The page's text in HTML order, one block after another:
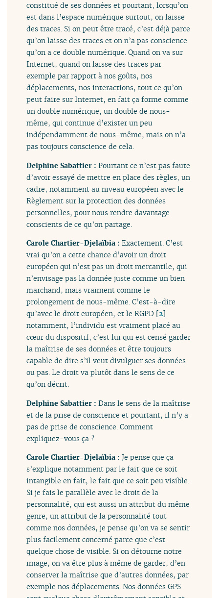
constitué de ses données et pourtant, lorsqu’on
est dans l’espace numérique surtout, on laisse
des traces. Si on peut être tracé, c’est déjà parce
qu’on laisse des traces et on n’a pas conscience
qu’on a ce double numérique. Quand on va sur
Internet, quand on laisse des traces par
exemple par rapport à nos goûts, nos
déplacements, nos interactions, tout ce qu’on
peut faire sur Internet, en fait ça forme comme
un double numérique, un double de nous-
même, qui continue d’exister un peu
indépendamment de nous-même, mais on n’a
pas toujours conscience de cela.
Delphine Sabattier :Pourtant ce n’est pas faute
d’avoir essayé de mettre en place des règles, un
cadre, notamment au niveau européen avec le
Règlement sur la protection des données
personnelles, pour nous rendre davantage
conscients de ce qu’on partage.
Carole Chartier-Djelaïbia :Exactement. C’est
vrai qu’on a cette chance d’avoir un droit
européen qui n’est pas un droit mercantile, qui
n’envisage pas la donnée juste comme un bien
marchand, mais vraiment comme le
prolongement de nous-même. C’est-à-dire
qu’avec le droit européen, et le RGPD [2]
notamment, l’individu est vraiment placé au
cœur du dispositif, c’est lui qui est censé garder
la maîtrise de ses données et être toujours
capable de dire s’il veut divulguer ses données
ou pas. Le droit va plutôt dans le sens de ce
qu’on décrit.
Delphine Sabattier :Dans le sens de la maîtrise
et de la prise de conscience et pourtant, il n’y a
pas de prise de conscience. Comment
expliquez-vous ça ?
Carole Chartier-Djelaïbia :Je pense que ça
s’explique notamment par le fait que ce soit
intangible en fait, le fait que ce soit peu visible.
Si je fais le parallèle avec le droit de la
personnalité, qui est aussi un attribut du même
genre, un attribut de la personnalité tout
comme nos données, je pense qu’on va se sentir
plus facilement concerné parce que c’est
quelque chose de visible. Si on détourne notre
image, on va être plus à même de garder, d’en
conserver la maîtrise que d’autres données, par
exemple nos déplacements. Nos données GPS